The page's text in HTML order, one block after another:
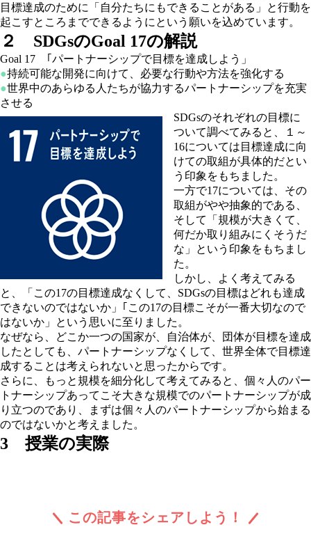
目標達成のために「自分たちにもできることがある」と行動を
起こすところまでできるようにという願いを込めています。
２ SDGsのGoal 17の解説
Goal 17 ｢パートナーシップで目標を達成しよう」
●持続可能な開発に向けて、必要な行動や方法を強化する
●世界中のあらゆる人たちが協力するパートナーシップを充実
させる
SDGsのそれぞれの目標に
ついて調べてみると、１～
16については目標達成に向
けての取組が具体的だとい
う印象をもちました。
一方で17については、その
取組がやや抽象的である、
そして「規模が大きくて、
何だか取り組みにくそうだ
な」という印象をもちまし
た。
しかし、よく考えてみる
と、「この17の目標達成なくして、SDGsの目標はどれも達成
できないのではないか」｢この17の目標こそが一番大切なので
はないか」という思いに至りました。
なぜなら、どこか一つの国家が、自治体が、団体が目標を達成
したとしても、パートナーシップなくして、世界全体で目標達
成することは考えられないと思ったからです。
さらに、もっと規模を細分化して考えてみると、個々人のパー
トナーシップあってこそ大きな規模でのパートナーシップが成
り立つのであり、まずは個々人のパートナーシップから始まる
のではないかと考えました。
3 授業の実際
この記事をシェアしよう！